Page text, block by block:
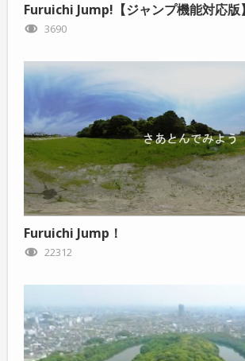
Furuichi Jump!【ジャンプ機能対応版】
3690
Furuichi Jump！
22312